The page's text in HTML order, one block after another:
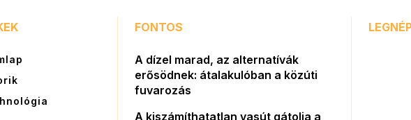
FONTOS
A dízel marad, az alternatívák
erősödnek: átalakulóban a közúti
fuvarozás
A kiszámíthatatlan vasút gátolja a